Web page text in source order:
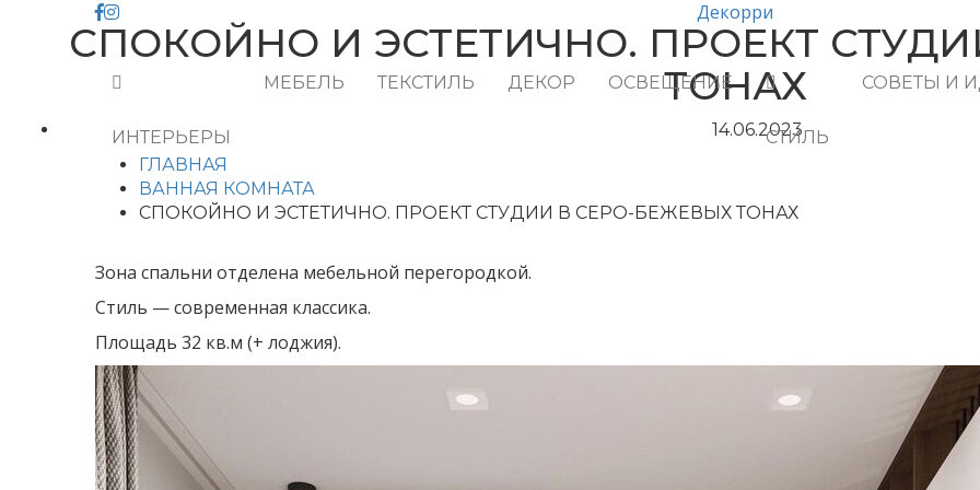
Декорри
ИНТЕРЬЕРЫ
МЕБЕЛЬ ТЕКСТИЛЬ ДЕКОР ОСВЕЩЕНИЕ
СТИЛЬ
СОВЕТЫ И
СПОКОЙНО И ЭСТЕТИЧНО. ПРОЕКТ
ТОНАХ
14.06.2023
ГЛАВНАЯ
ВАННАЯ КОМНАТА
СПОКОЙНО И ЭСТЕТИЧНО. ПРОЕКТ СТУДИИ В СЕРО-БЕЖЕВЫХ ТОНАХ
Зона спальни отделена мебельной перегородкой.
Стиль — современная классика.
Площадь 32 кв.м (+ лоджия).